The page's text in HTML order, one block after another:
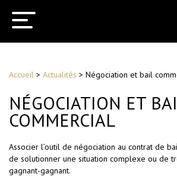
Accueil > Actualités > Négociation et bail
NÉGOCIATION ET
COMMERCIAL
Associer l’outil de négociation au contrat de
de solutionner une situation complexe ou de
gagnant-gagnant.